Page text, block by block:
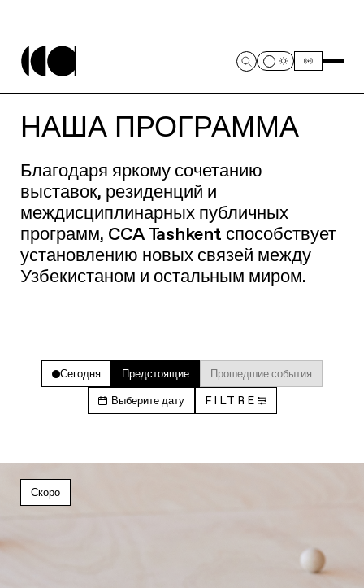
НАША ПРОГРАММА
Благодаря яркому сочетанию
выставок, резиденций и
междисциплинарных публичных
программ, CCA Tashkent способствует
установлению новых связей между
Узбекистаном и остальным миром.
Сегодня Предстоящие Прошедшие события
Выберите дату FILTRE
Скоро